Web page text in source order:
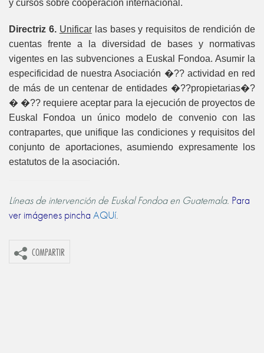
y cursos sobre cooperación internacional.
Directriz 6. Unificarlas bases y requisitos de rendición de
cuentas frente a la diversidad de bases y normativas
vigentes en las subvenciones a Euskal Fondoa. Asumir la
especificidad de nuestra Asociación �?? actividad en red
de más de un centenar de entidades �??propietarias�?
� �?? requiere aceptar para la ejecución de proyectos de
Euskal Fondoa un único modelo de convenio con las
contrapartes, que unifique las condiciones y requisitos del
conjunto de aportaciones, asumiendo expresamente los
estatutos de la asociación.
Líneas de intervención de Euskal Fondoa en Guatemala. Para
ver imágenes pincha AQUí.
COMPARTIR